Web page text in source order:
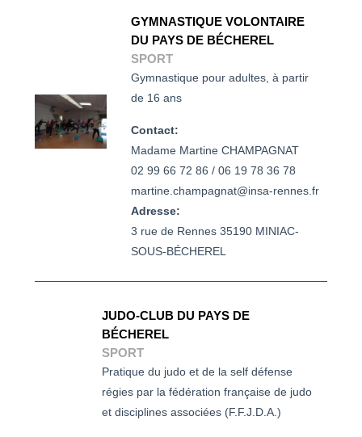
GYMNASTIQUE VOLONTAIRE
DU PAYS DE BÉCHEREL
SPORT
Gymnastique pour adultes, à partir
de 16 ans
Contact:
Madame Martine CHAMPAGNAT
02 99 66 72 86 / 06 19 78 36 78
martine.champagnat@insa-rennes.fr
Adresse:
3 rue de Rennes 35190 MINIAC-
SOUS-BÉCHEREL
JUDO-CLUB DU PAYS DE
BÉCHEREL
SPORT
Pratique du judo et de la self défense
régies par la fédération française de judo
et disciplines associées (F.F.J.D.A.)